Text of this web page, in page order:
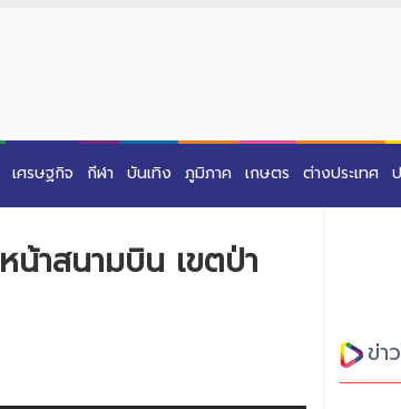
เศรษฐกิจ กีฬา บันเทิง ภูมิภาค เกษตร ต่างประเทศ
น้าสนามบิน เขตป่า
ข่า